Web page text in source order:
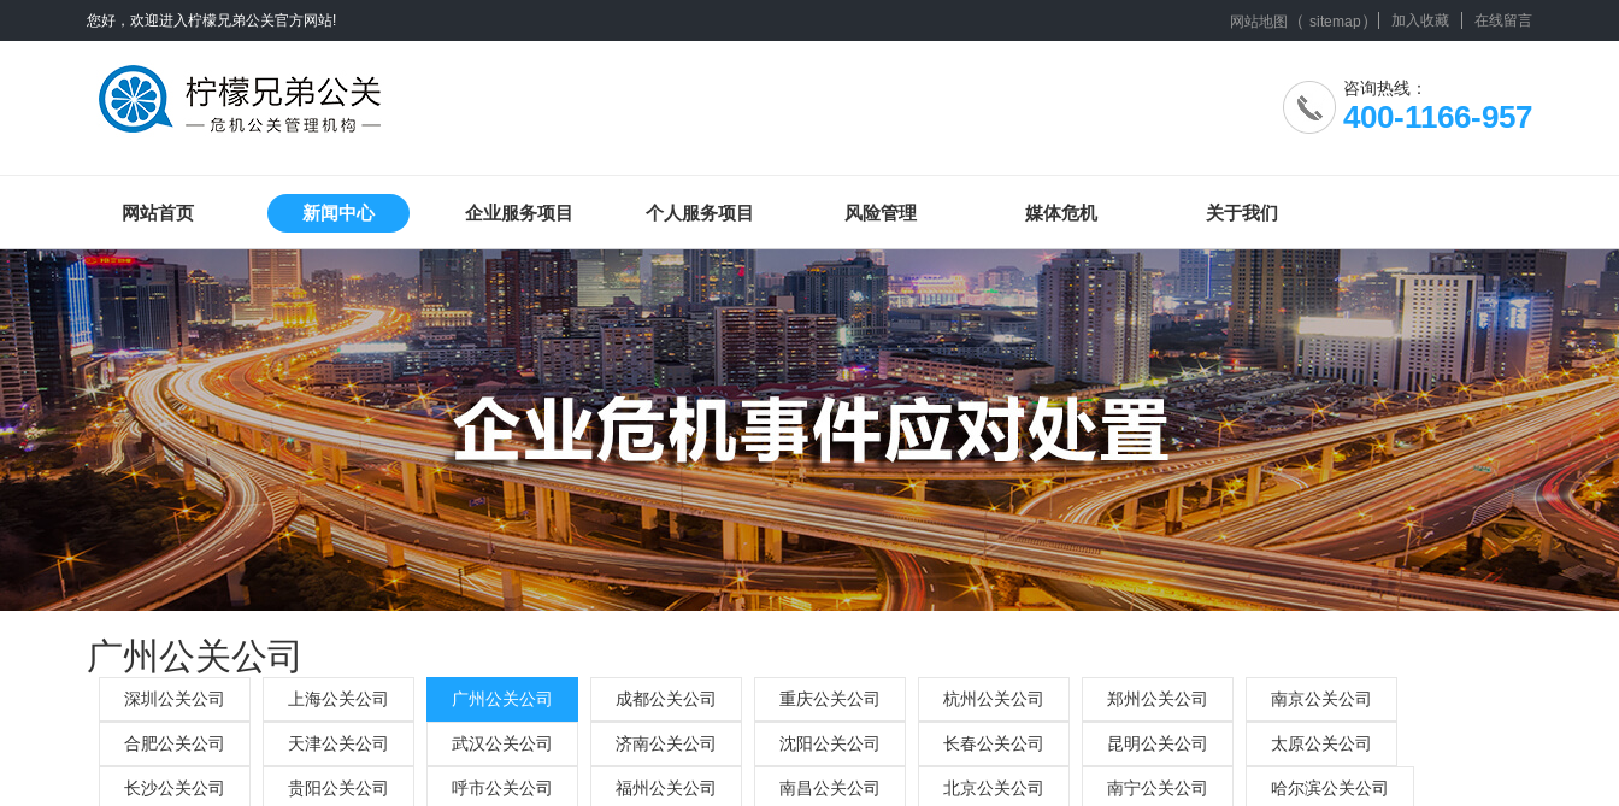
您好，欢迎进入柠檬兄弟公关官方网站! 网站地图 （ sitemap ） 加入收藏 在线留言
咨询热线：
400-1166-957
网站首页 新闻中心 企业服务项目 个人服务项目 风险管理 媒体危机 关于我们
广州公关公司
深圳公关公司 上海公关公司 广州公关公司 成都公关公司 重庆公关公司 杭州公关公司 郑州公关公司 南京公关公司
合肥公关公司 天津公关公司 武汉公关公司 济南公关公司 沈阳公关公司 长春公关公司 昆明公关公司 太原公关公司
长沙公关公司 贵阳公关公司 呼市公关公司 福州公关公司 南昌公关公司 北京公关公司 南宁公关公司 哈尔滨公关公司